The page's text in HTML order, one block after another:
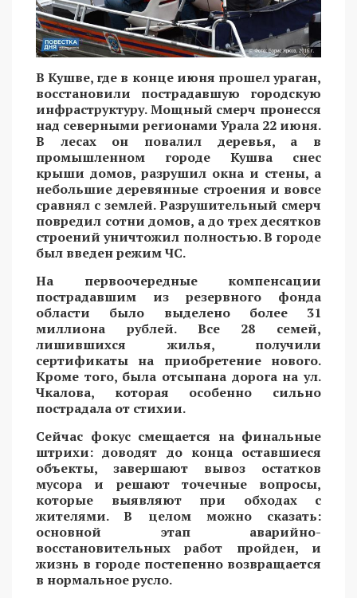
В Кушве, где в конце июня прошел ураган,
восстановили пострадавшую городскую
инфраструктуру. Мощный смерч пронесся
над северными регионами Урала 22 июня.
В лесах он повалил деревья, а в
промышленном городе Кушва снес
крыши домов, разрушил окна и стены, а
небольшие деревянные строения и вовсе
сравнял с землей. Разрушительный смерч
повредил сотни домов, а до трех десятков
строений уничтожил полностью. В городе
был введен режим ЧС.
На первоочередные компенсации
пострадавшим из резервного фонда
области было выделено более 31
миллиона рублей. Все 28 семей,
лишившихся жилья, получили
сертификаты на приобретение нового.
Кроме того, была отсыпана дорога на ул.
Чкалова, которая особенно сильно
пострадала от стихии.
Сейчас фокус смещается на финальные
штрихи: доводят до конца оставшиеся
объекты, завершают вывоз остатков
мусора и решают точечные вопросы,
которые выявляют при обходах с
жителями. В целом можно сказать:
основной этап аварийно-
восстановительных работ пройден, и
жизнь в городе постепенно возвращается
в нормальное русло.